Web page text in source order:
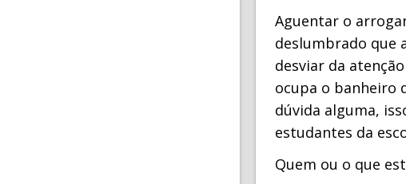
Aguentar o
deslumbrado que
desviar da
ocupa o banheiro
dúvida alguma,
estudantes da
Quem ou o que